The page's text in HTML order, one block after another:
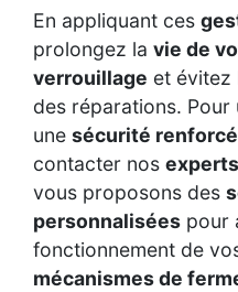
En appliquant ces
prolongez la vie de
verrouillage et évitez
des réparations. Pour
une sécurité
contacter nos
vous proposons des
personnalisées pour
fonctionnement de
mécanismes de